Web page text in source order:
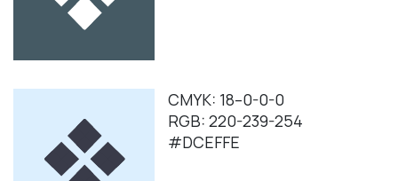
CMYK: 18–0-0-0
RGB: 220-239-254
#DCEFFE